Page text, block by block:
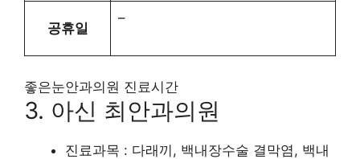
공휴일
–
좋은눈안과의원 진료시간
3. 아신 최안과의원
진료과목 : 다래끼, 백내장수술 결막염, 백내